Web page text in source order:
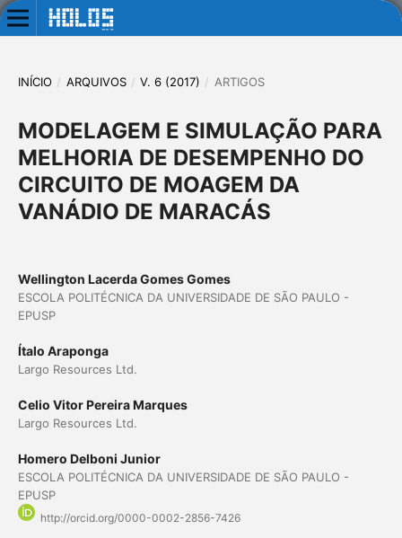
INÍCIO / ARQUIVOS / V. 6 (2017) / ARTIGOS
MODELAGEM E SIMULAÇÃO PARA
MELHORIA DE DESEMPENHO DO
CIRCUITO DE MOAGEM DA
VANÁDIO DE MARACÁS
Wellington Lacerda Gomes Gomes
ESCOLA POLITÉCNICA DA UNIVERSIDADE DE SÃO PAULO -
EPUSP
Ítalo Araponga
Largo Resources Ltd.
Celio Vitor Pereira Marques
Largo Resources Ltd.
Homero Delboni Junior
ESCOLA POLITÉCNICA DA UNIVERSIDADE DE SÃO PAULO -
EPUSP
http://orcid.org/0000-0002-2856-7426